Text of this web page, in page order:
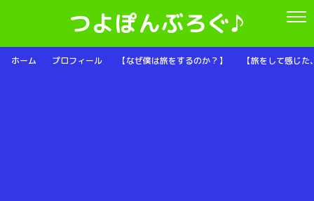
つよぽんぶろぐ♪
ホーム プロフィール 【なぜ僕は旅をするのか？】 【旅をして感じ